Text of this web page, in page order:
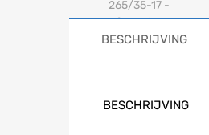
BESCHRIJVING
BESCHRIJVING